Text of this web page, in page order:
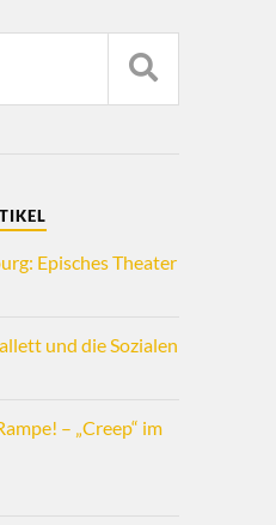
Episches Theater
und die Sozialen
– „Creep“ im